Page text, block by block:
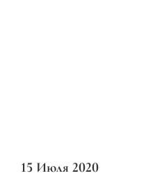
15 Июля 2020